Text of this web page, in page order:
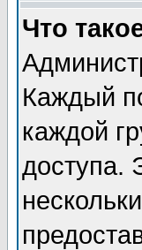
Что
Каждый
каждой
доступа.